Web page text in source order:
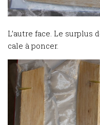
L’autre face. Le surplus
cale à poncer.